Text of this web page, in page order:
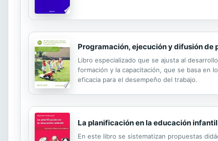
Programación, ejecución y difusión de
Libro especializado que se ajusta al
formación y la capacitación, que se basa en
eficacia para el desempeño del trabajo.
La planificación en la educación infantil
En este libro se sistematizan propuestas